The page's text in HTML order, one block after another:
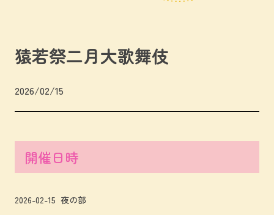
猿若祭二月大歌舞伎
2026/02/15
開催日時
2026-02-15 夜の部